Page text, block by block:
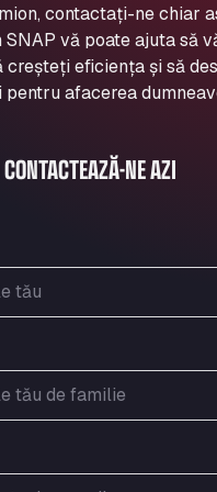
24, 68219
Bockel
1, 27404
31167
Merklingen
Preis
- XXL
127, 63811
Services
CO77SL
Rico
km 47, 28300
contactați-ne chiar
vă poate ajuta să
creșteți eficiența și să
afacerea
CONTACTEAZĂ-NE AZI